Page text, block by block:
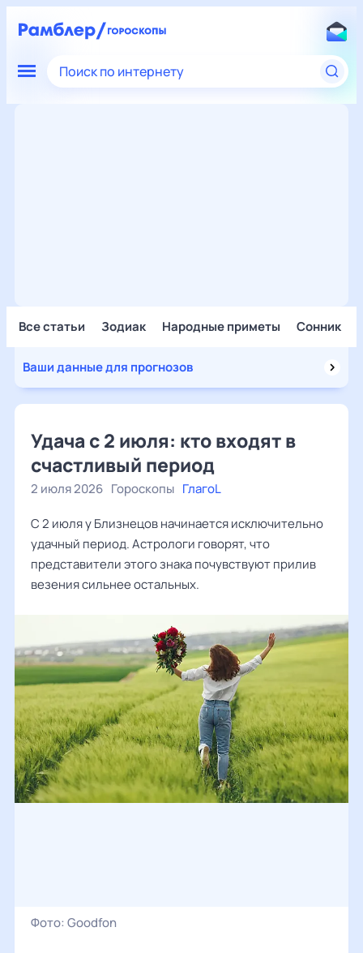
Поиск по интернету
Все статьи Зодиак Народные приметы Сонник
Ваши данные для прогнозов
Удача с 2 июля: кто входят в
счастливый период
2 июля 2026 Гороскопы ГлагоL
С 2 июля у Близнецов начинается исключительно
удачный период. Астрологи говорят, что
представители этого знака почувствуют прилив
везения сильнее остальных.
Фото: Goodfon